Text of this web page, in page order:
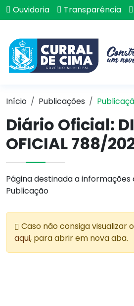
Ouvidoria Transparência
Início Publicações
Diário Oficial:
OFICIAL 788/
Página destinada a
Publicação
Caso não consiga visualizar
aqui, para abrir em nova aba.